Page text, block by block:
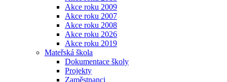
Akce roku 2009
Akce roku 2007
Akce roku 2008
Akce roku 2026
Akce roku 2019
Mateřská škola
Dokumentace školy
Projekty
Zaměstnanci